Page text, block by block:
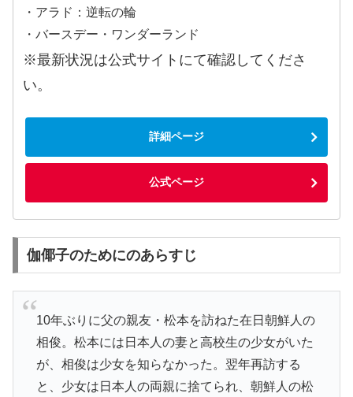
・アラド：逆転の輪
・バースデー・ワンダーランド
※最新状況は公式サイトにて確認してくださ
い。
詳細ページ
公式ページ
伽倻子のためにのあらすじ
10年ぶりに父の親友・松本を訪ねた在日朝鮮人の
相俊。松本には日本人の妻と高校生の少女がいた
が、相俊は少女を知らなかった。翌年再訪する
と、少女は日本人の両親に捨てられ、朝鮮人の松